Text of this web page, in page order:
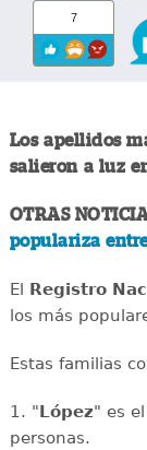
7
Los apellidos
salieron a luz
OTRAS
populariza
El Registro
los más
Estas familias
1. " López" es
personas.